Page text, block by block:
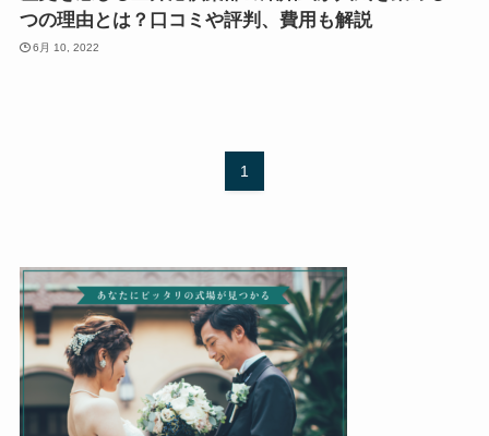
つの理由とは？口コミや評判、費用も解説
6月 10, 2022
1